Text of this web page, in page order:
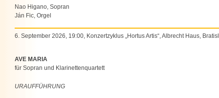
Nao Higano, Sopran
Ján Fic, Orgel
6. September 2026, 19:00, Konzertzyklus „Hortus Artis“, Albrecht Haus,
AVE MARIA
für Sopran und Klarinettenquartett
URAUFFÜHRUNG